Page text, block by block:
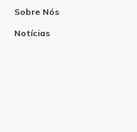
Sobre Nós
Notícias